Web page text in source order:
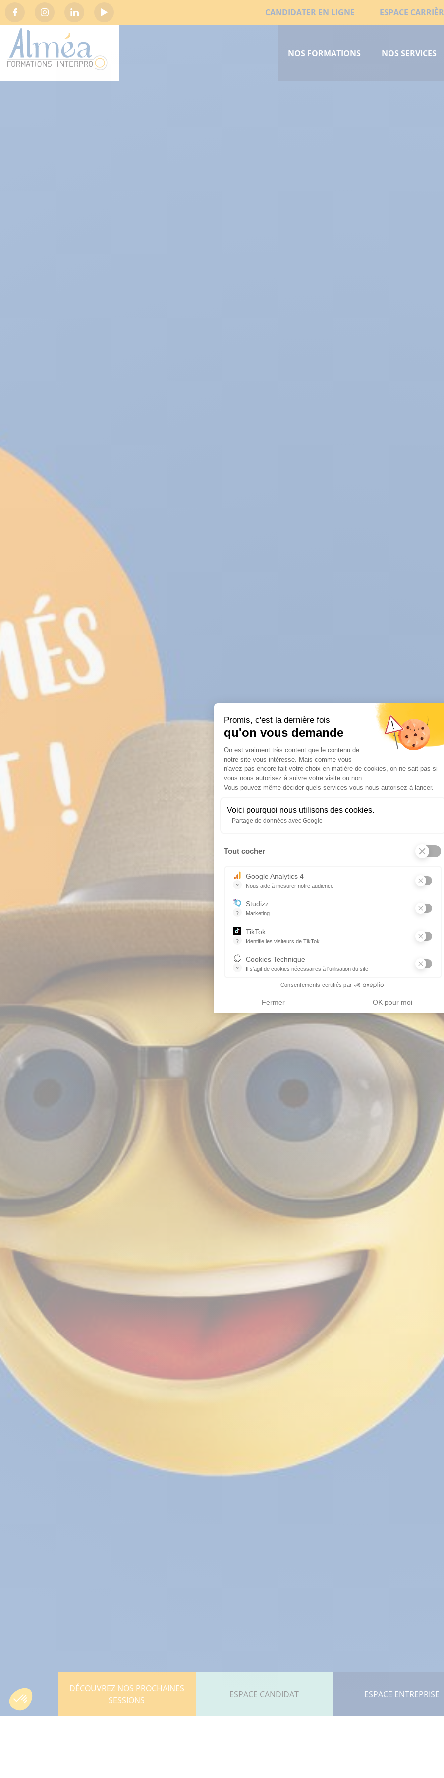
Promis, c'est la dernière fois
qu'on vous demande
Plateforme de Gestion du
On est vraiment très content que le contenu de
notre site vous intéresse. Mais comme vous
n'avez pas encore fait votre choix en matière de cookies, on ne sait pas si
vous nous autorisez à suivre votre visite ou non.
Vous pouvez même décider quels services vous nous autorisez à lancer.
Voici pourquoi nous utilisons des cookies.
Partage de données avec Google
Tout cocher
?
Google Analytics 4
Nous aide à mesurer notre audience
Essentiel pour la gestion du site web, il permet de mesurer des
?
Studizz
Marketing
?
TikTok
Identifie les visiteurs de TikTok
Permet de suivre les actions du visiteur sur le site web, et de voir
?
Cookies Technique
Il s'agit de cookies nécessaires à l'utilisation du site
Consentements certifiés par
Fermer OK pour moi
Social
LiensCANDIDATER EN LIGNE ESPACE
principal
NOS FORMATIONS NOS SERVICES
DÉCOUVREZ NOS PROCHAINES
SESSIONS
ESPACE CANDIDAT ESPACE ENTREPRISE